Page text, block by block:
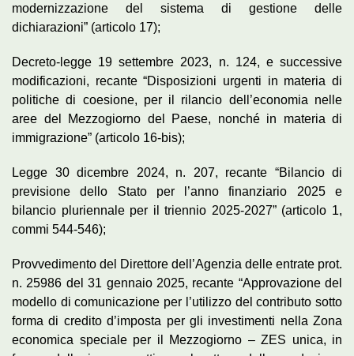
modernizzazione del sistema di gestione delle
dichiarazioni” (articolo 17);
Decreto-legge 19 settembre 2023, n. 124, e successive
modificazioni, recante “Disposizioni urgenti in materia di
politiche di coesione, per il rilancio dell’economia nelle
aree del Mezzogiorno del Paese, nonché in materia di
immigrazione” (articolo 16-bis);
Legge 30 dicembre 2024, n. 207, recante “Bilancio di
previsione dello Stato per l’anno finanziario 2025 e
bilancio pluriennale per il triennio 2025-2027” (articolo 1,
commi 544-546);
Provvedimento del Direttore dell’Agenzia delle entrate prot.
n. 25986 del 31 gennaio 2025, recante “Approvazione del
modello di comunicazione per l’utilizzo del contributo sotto
forma di credito d’imposta per gli investimenti nella Zona
economica speciale per il Mezzogiorno – ZES unica, in